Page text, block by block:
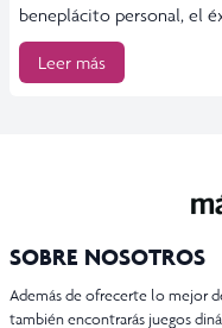
beneplácito personal, el
Leer más
SOBRE NOSOTROS
Además de ofrecerte lo mejor
también encontrarás juegos